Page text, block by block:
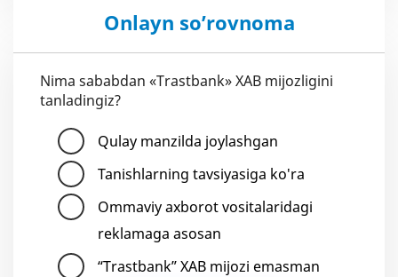
Onlayn so’rovnoma
Nima sababdan «Trastbank» XAB mijozligini
tanladingiz?
Qulay manzilda joylashgan
Tanishlarning tavsiyasiga ko'ra
Ommaviy axborot vositalaridagi
reklamaga asosan
“Trastbank” XAB mijozi emasman